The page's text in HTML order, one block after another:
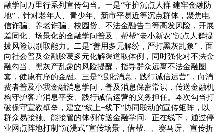
融学问万里行系列宣传勾当。一是“守护沉点人群 建牢金融防
地”，针对老年人、青少年、新市平易近等沉点群体，聚焦电
信诈骗、养老诈骗、校园贷、不法金融告白等高发风险，开展
差同化、场景化的金融学问普及，帮帮“老小新农”沉点人群提
拔风险识别取能力。二是“善用多元解纷，严打黑灰乱象”，面
向社会普及金融胶葛多元化解渠道取体例，同时强化对不法金
融勾当、黑灰产乱象的风险提醒，指导群众远离不法金融圈
套，健康有序的金融。三是“强化消息，践行诚信运营”，向消
费者普及小我金融消息学问，普及消息保密常识，传送金融机
构守护客户消息平安、践行诚信运营的义务担任。本次勾当打
破保守宣教壁垒，建立“线上+线下”协同联动的宣传矩阵，以
群众易接触、能接管的体例传送金融学问。正在线下，通过停
业网点阵地打制“沉浸式”宣传场景，借帮、、赛马屏、宣传折